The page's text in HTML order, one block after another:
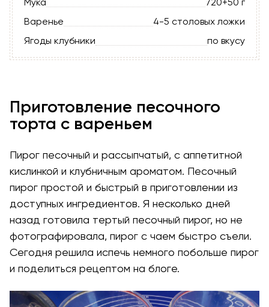
Варенье
4-5 столовых ложки
Ягоды клубники
по вкусу
Приготовление песочного
торта с вареньем
Пирог песочный и рассыпчатый, с аппетитной
кислинкой и клубничным ароматом. Песочный
пирог простой и быстрый в приготовлении из
доступных ингредиентов. Я несколько дней
назад готовила тертый песочный пирог, но не
фотографировала, пирог с чаем быстро съели.
Сегодня решила испечь немного побольше пирог
и поделиться рецептом на блоге.